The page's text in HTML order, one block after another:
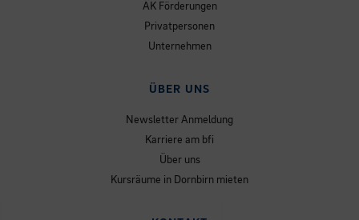
AK Förderungen
Privatpersonen
Unternehmen
ÜBER UNS
Newsletter Anmeldung
Karriere am bfi
Über uns
Kursräume in Dornbirn mieten